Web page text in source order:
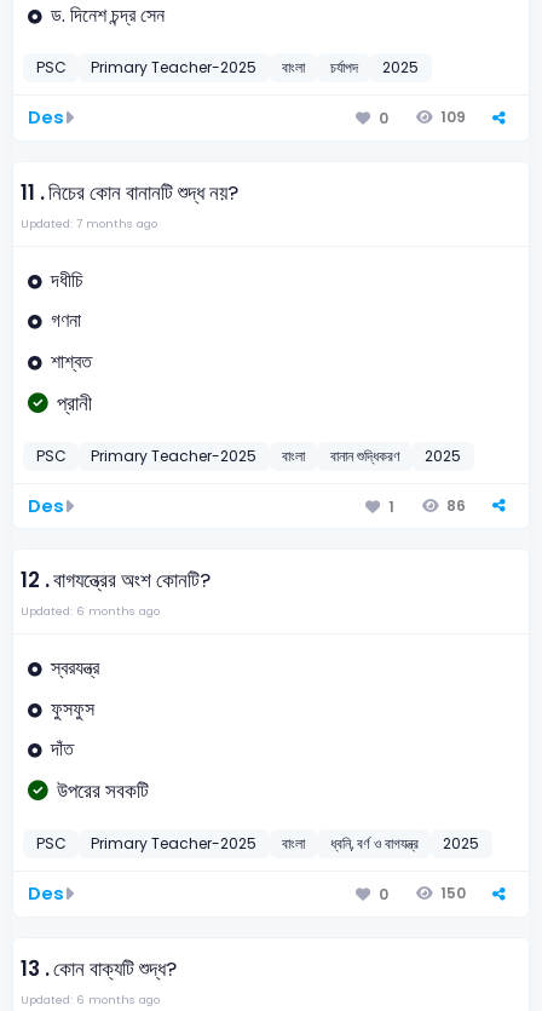
ড. দিনেশ চন্দ্র সেন
PSC Primary Teacher-2025 বাংলা চর্যাপদ 2025
Des 0 109
11 .নিচের কোন বানানটি শুদ্ধ নয়?
Updated: 7 months ago
দধীচি
গণনা
শাশ্বত
প্রানী
PSC Primary Teacher-2025 বাংলা বানান শুদ্ধিকরণ 2025
Des 1 86
12 .বাগযন্ত্রের অংশ কোনটি?
Updated: 6 months ago
স্বরযন্ত্র
ফুসফুস
দাঁত
উপরের সবকটি
PSC Primary Teacher-2025 বাংলা ধ্বনি, বর্ণ ও বাগযন্ত্র 2025
Des 0 150
13 .কোন বাক্যটি শুদ্ধ?
Updated: 6 months ago